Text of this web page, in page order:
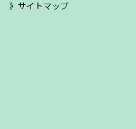
サイトマップ